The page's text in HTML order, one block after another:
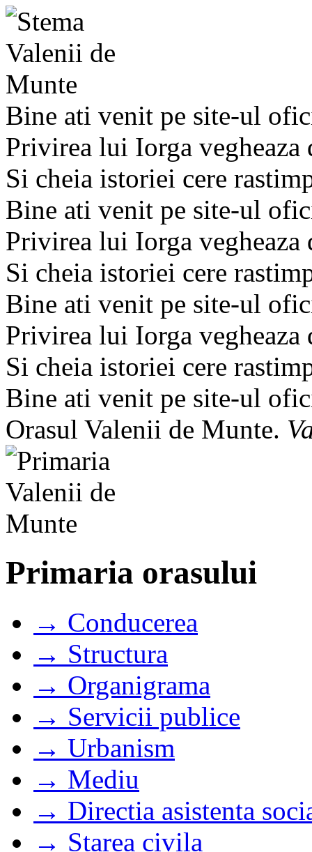
Bine ati venit pe site-ul
Privirea lui Iorga
Si cheia istoriei cere
Bine ati venit pe site-ul
Privirea lui Iorga
Si cheia istoriei cere
Bine ati venit pe site-ul
Privirea lui Iorga
Si cheia istoriei cere
Bine ati venit pe site-ul
Orasul Valenii de Munte.
Primaria orasului
→ Conducerea
→ Structura
→ Organigrama
→ Servicii publice
→ Urbanism
→ Mediu
→ Directia asistenta
→ Starea civila